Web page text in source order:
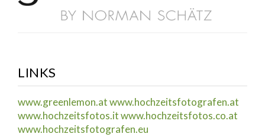
LINKS
www.greenlemon.atwww.hochzeitsfotografen.at
www.hochzeitsfotos.itwww.hochzeitsfotos.co.at
www.hochzeitsfotografen.eu